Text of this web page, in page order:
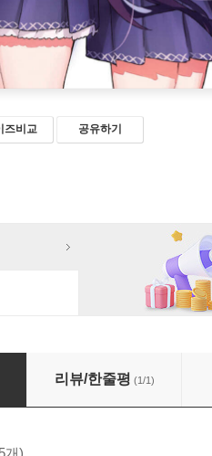
즈비교 공유하기
의 고교생활 8
리뷰/한줄평 (1/1)